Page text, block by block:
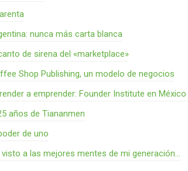
nunca más carta blanca
de sirena del «marketplace»
Shop Publishing, un modelo de negocios
a emprender: Founder Institute en México
años de Tiananmen
de uno
visto a las mejores mentes de mi generación…